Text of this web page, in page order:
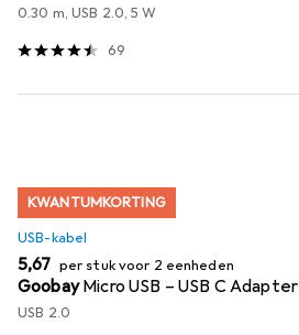
0.30 m, USB 2.0, 5 W
69
KWANTUMKORTING
USB-kabel
EUR
5,67 per stuk voor 2 eenheden
Goobay Micro USB – USB C Adapter
USB 2.0